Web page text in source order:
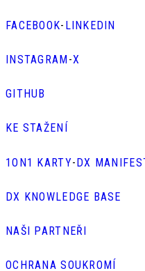
FACEBOOK- LINKEDIN
INSTAGRAM-X
GITHUB
KE STAŽENÍ
1ON1 KARTY-DX
DX KNOWLEDGE BASE
NAŠI PARTNEŘI
OCHRANA SOUKROMÍ